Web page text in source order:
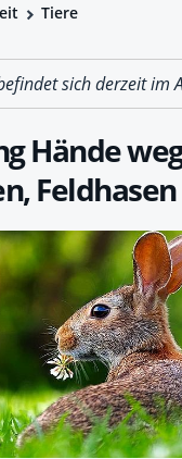
Tiere
sich derzeit im
Hände
Feldhasen